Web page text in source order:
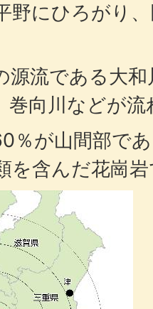
野にひろがり
源流である大
巻向川などが
％が山間部で
を含んだ花崗